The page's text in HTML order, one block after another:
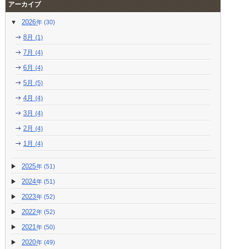
アーカイブ
2026 (30)
8月 (1)
7月 (4)
6月 (4)
5月 (5)
4月 (4)
3月 (4)
2月 (4)
1月 (4)
2025 (51)
2024 (51)
2023 (52)
2022 (52)
2021 (50)
2020 (49)